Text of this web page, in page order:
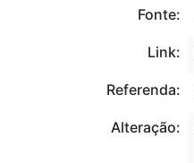
Fonte:
Link:
Referenda:
Alteração: